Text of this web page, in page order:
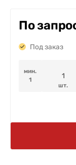
По
Под заказ
мин.
1
шт.